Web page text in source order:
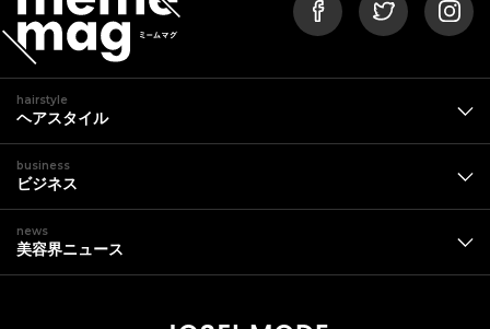
hairstyle
ヘアスタイル
business
ビジネス
news
美容界ニュース